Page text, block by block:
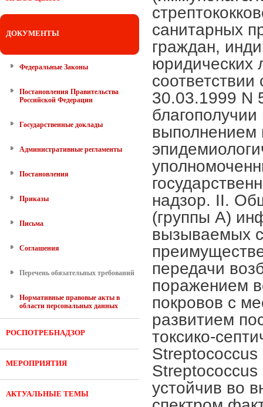
ДОКУМЕНТЫ
Федеральные Законы
Постановления Правительства
Российской Федерации
Государственные доклады
Административные регламенты
Постановления
Приказы
Письма
Соглашения
Перечень обязательных требований
Нормативные правовые акты в
области персональных данных
РОСПОТРЕБНАДЗОР
МЕРОПРИЯТИЯ
АКТУАЛЬНЫЕ ТЕМЫ